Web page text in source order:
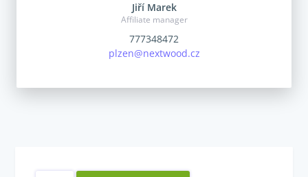
Jiří Marek
Affiliate manager
777348472
plzen@nextwood.cz